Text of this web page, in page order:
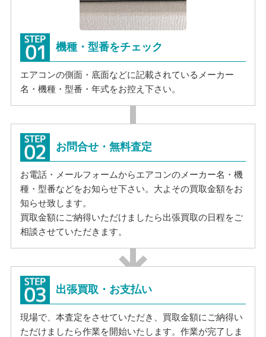
機種・型番をチェック
エアコンの側面・底面などに記載されているメーカー
名・機種・型番・年式をお控え下さい。
お問合せ・無料査定
お電話・メールフォームからエアコンのメーカー名・機
種・型番などをお知らせ下さい。大よその買取金額をお
知らせ致します。
買取金額にご納得いただけましたら出張買取の日程をご
相談させていただきます。
出張買取・お支払い
現場で、本査定をさせていただき、買取金額にご納得い
ただけましたら作業を開始いたします。作業が完了しま